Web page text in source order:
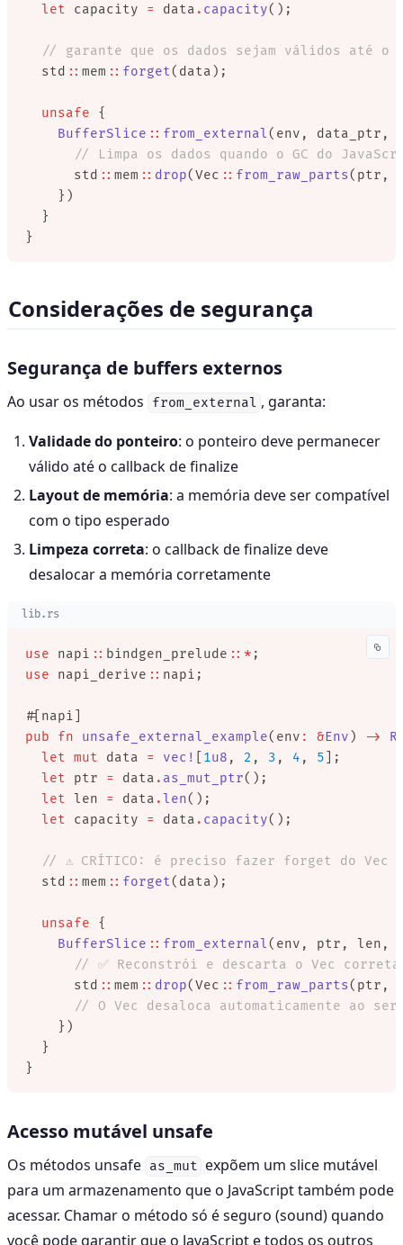
  let
capacity = data . capacity();
// garante que os dados sejam válidos até o
  std
:: mem :: forget(data);
  unsafe
{
    BufferSlice
:: from_external(env, data_ptr,
// Limpa os dados quando o GC do
      std
:: mem :: drop(Vec :: from_raw_parts(ptr,
    })
  }
}
Considerações de segurança
Segurança de buffers externos
Ao usar os métodos from_external , garanta:
Validade do ponteiro: o ponteiro deve permanecer
válido até o callback de finalize
Layout de memória: a memória deve ser compatível
com o tipo esperado
Limpeza correta: o callback de finalize deve
desalocar a memória corretamente
lib.rs
use napi :: bindgen_prelude ::* ;
use napi_derive :: napi;
#[napi]
pub fn unsafe_external_example(env : &Env ) ->
  let
mut data = vec! 1u8 , 2 , 3 , 4 , 5 ];
  let
ptr = data . as_mut_ptr();
  let
len = data .len();
  let
capacity = data . capacity();
// ⚠️ CRÍTICO: é preciso fazer forget do Vec
  std
:: mem :: forget(data);
  unsafe
{
    BufferSlice
:: from_external(env, ptr, len,
// ✅ Reconstrói e descarta o Vec
      std
:: mem :: drop(Vec :: from_raw_parts(ptr,
// O Vec desaloca automaticamente ao ser
    })
  }
}
Acesso mutável unsafe
Os métodos unsafe as_mut expõem um slice mutável
para um armazenamento que o JavaScript também pode
acessar. Chamar o método só é seguro (sound) quando
você pode garantir que o JavaScript e todos os outros